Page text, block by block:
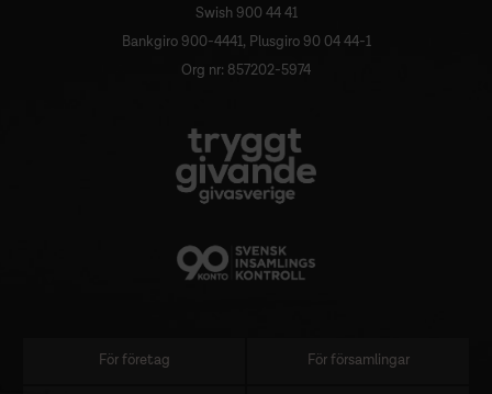
Swish 900 44 41
Bankgiro 900-4441, Plusgiro 90 04 44-1
Org nr: 857202-5974
För företag För församlingar